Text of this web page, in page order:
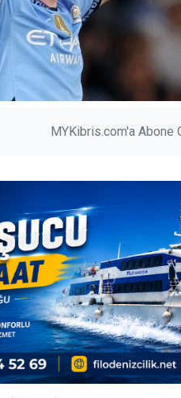
MYKibris.com'a Abone